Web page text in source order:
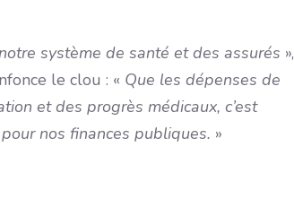
système de santé et des assurés »,
le clou : « Que les dépenses de
et des progrès médicaux, c’est
nos finances publiques. »